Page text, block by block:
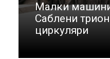
Малки
Саблени
циркуляри